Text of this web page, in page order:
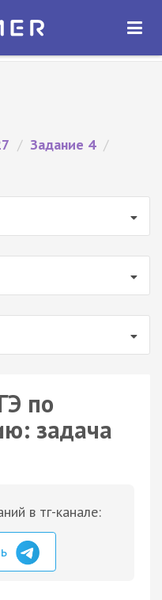
ОТКРЫТЬ
/ Задание 4 /
по
задача
в тг-канале: